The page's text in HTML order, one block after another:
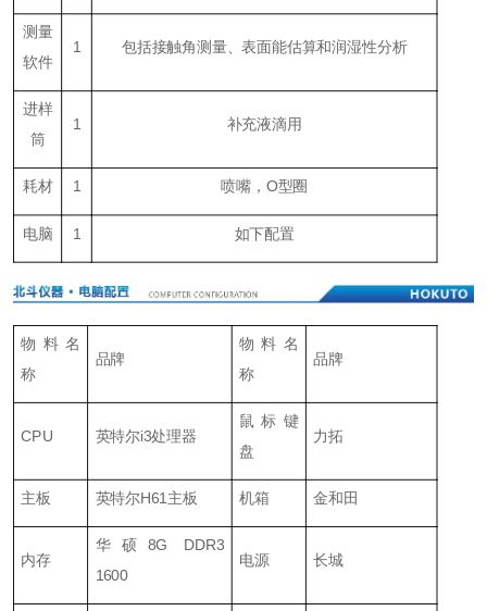
测量
软件
1 包括接触角测量、表面能估算和润湿性分析
进样
筒
1 补充液滴用
耗材 1 喷嘴，O型圈
电脑 1 如下配置
物料名
称
品牌
物料名
称
品牌
CPU 英特尔i3处理器
鼠标键
盘
力拓
主板 英特尔H61主板 机箱 金和田
内存
华硕8G DDR3
1600
电源 长城